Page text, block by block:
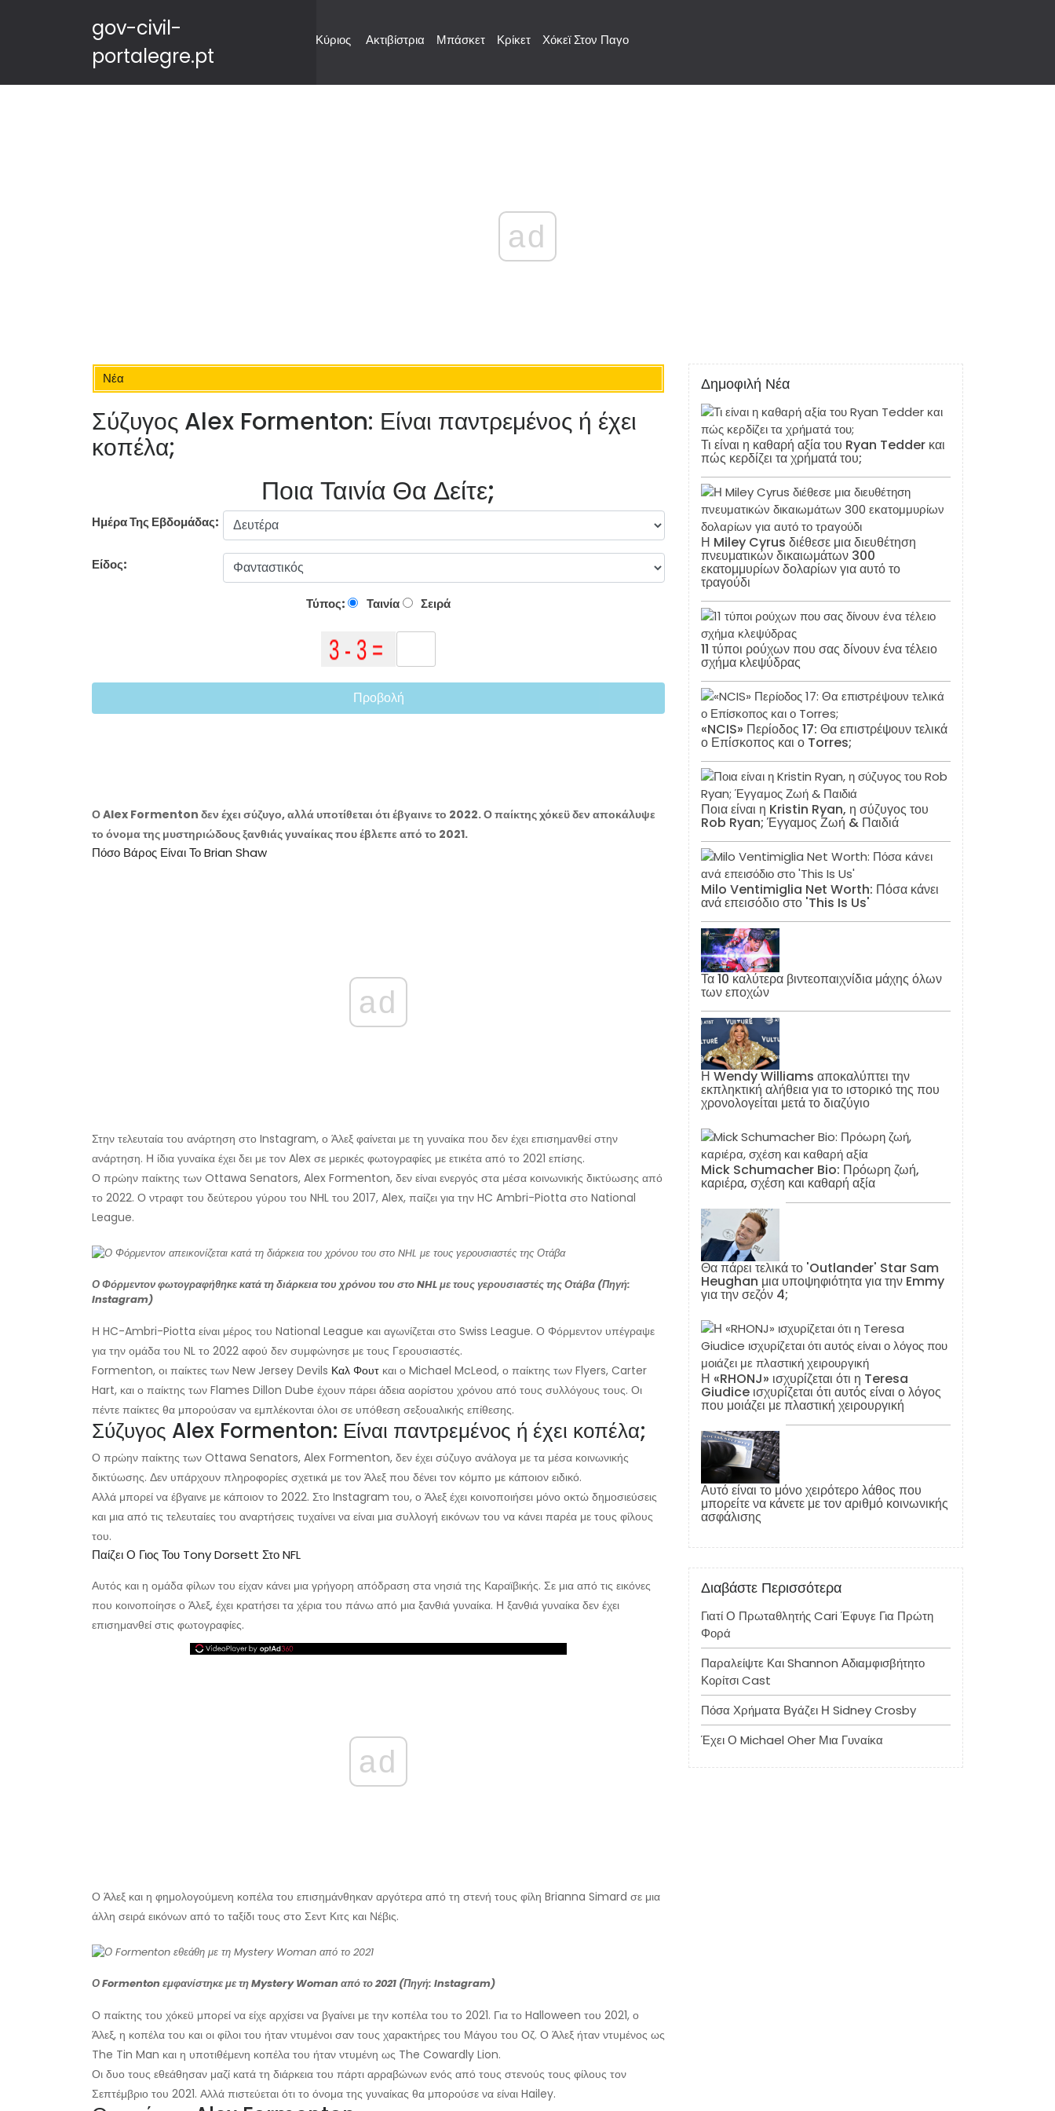
gov-civil-
portalegre.pt
Κύριος Ακτιβίστρια Μπάσκετ Κρίκετ Χόκεϊ Στον Παγο
ad
Νέα
Σύζυγος Alex Formenton: Είναι παντρεμένος ή έχει
κοπέλα;
Ποια Ταινία Θα Δείτε;
Ημέρα Της Εβδομάδας:
Είδος:
Τύπος: Ταινία Σειρά
Προβολή
Ο Alex Formenton δεν έχει σύζυγο, αλλά υποτίθεται ότι έβγαινε το 2022. Ο παίκτης χόκεϋ δεν αποκάλυψε
το όνομα της μυστηριώδους ξανθιάς γυναίκας που έβλεπε από το 2021.
Πόσο Βάρος Είναι Το Brian Shaw
ad
Στην τελευταία του ανάρτηση στο Instagram, ο Άλεξ φαίνεται με τη γυναίκα που δεν έχει επισημανθεί στην
ανάρτηση. Η ίδια γυναίκα έχει δει με τον Alex σε μερικές φωτογραφίες με ετικέτα από το 2021 επίσης.
Ο πρώην παίκτης των Ottawa Senators, Alex Formenton, δεν είναι ενεργός στα μέσα κοινωνικής δικτύωσης από
το 2022. Ο ντραφτ του δεύτερου γύρου του NHL του 2017, Alex, παίζει για την HC Ambri-Piotta στο National
League.
Ο Φόρμεντον φωτογραφήθηκε κατά τη διάρκεια του χρόνου του στο NHL με τους γερουσιαστές της Οτάβα (Πηγή:
Instagram)
Η HC-Ambri-Piotta είναι μέρος του National League και αγωνίζεται στο Swiss League. Ο Φόρμεντον υπέγραψε
για την ομάδα του NL το 2022 αφού δεν συμφώνησε με τους Γερουσιαστές.
Formenton, οι παίκτες των New Jersey Devils Καλ Φουτ και ο Michael McLeod, ο παίκτης των Flyers, Carter
Hart, και ο παίκτης των Flames Dillon Dube έχουν πάρει άδεια αορίστου χρόνου από τους συλλόγους τους. Οι
πέντε παίκτες θα μπορούσαν να εμπλέκονται όλοι σε υπόθεση σεξουαλικής επίθεσης.
Σύζυγος Alex Formenton: Είναι παντρεμένος ή έχει κοπέλα;
Ο πρώην παίκτης των Ottawa Senators, Alex Formenton, δεν έχει σύζυγο ανάλογα με τα μέσα κοινωνικής
δικτύωσης. Δεν υπάρχουν πληροφορίες σχετικά με τον Άλεξ που δένει τον κόμπο με κάποιον ειδικό.
Αλλά μπορεί να έβγαινε με κάποιον το 2022. Στο Instagram του, ο Άλεξ έχει κοινοποιήσει μόνο οκτώ δημοσιεύσεις
και μια από τις τελευταίες του αναρτήσεις τυχαίνει να είναι μια συλλογή εικόνων του να κάνει παρέα με τους φίλους
του.
Παίζει Ο Γιος Του Tony Dorsett Στο NFL
Αυτός και η ομάδα φίλων του είχαν κάνει μια γρήγορη απόδραση στα νησιά της Καραϊβικής. Σε μια από τις εικόνες
που κοινοποίησε ο Άλεξ, έχει κρατήσει τα χέρια του πάνω από μια ξανθιά γυναίκα. Η ξανθιά γυναίκα δεν έχει
επισημανθεί στις φωτογραφίες.
ad
Ο Άλεξ και η φημολογούμενη κοπέλα του επισημάνθηκαν αργότερα από τη στενή τους φίλη Brianna Simard σε μια
άλλη σειρά εικόνων από το ταξίδι τους στο Σεντ Κιτς και Νέβις.
Ο Formenton εμφανίστηκε με τη Mystery Woman από το 2021 (Πηγή: Instagram)
Ο παίκτης του χόκεϋ μπορεί να είχε αρχίσει να βγαίνει με την κοπέλα του το 2021. Για το Halloween του 2021, ο
Άλεξ, η κοπέλα του και οι φίλοι του ήταν ντυμένοι σαν τους χαρακτήρες του Μάγου του Οζ. Ο Άλεξ ήταν ντυμένος ως
The Tin Man και η υποτιθέμενη κοπέλα του ήταν ντυμένη ως The Cowardly Lion.
Οι δυο τους εθεάθησαν μαζί κατά τη διάρκεια του πάρτι αρραβώνων ενός από τους στενούς τους φίλους τον
Σεπτέμβριο του 2021. Αλλά πιστεύεται ότι το όνομα της γυναίκας θα μπορούσε να είναι Hailey.
Δημοφιλή Νέα
Τι είναι η καθαρή αξία του Ryan Tedder και
πώς κερδίζει τα χρήματά του;
Η Miley Cyrus διέθεσε μια διευθέτηση
πνευματικών δικαιωμάτων 300
εκατομμυρίων δολαρίων για αυτό το
τραγούδι
11 τύποι ρούχων που σας δίνουν ένα τέλειο
σχήμα κλεψύδρας
«NCIS» Περίοδος 17: Θα επιστρέψουν τελικά
ο Επίσκοπος και ο Torres;
Ποια είναι η Kristin Ryan, η σύζυγος του
Rob Ryan; Έγγαμος Ζωή & Παιδιά
Milo Ventimiglia Net Worth: Πόσα κάνει
ανά επεισόδιο στο 'This Is Us'
Τα 10 καλύτερα βιντεοπαιχνίδια μάχης όλων
των εποχών
Η Wendy Williams αποκαλύπτει την
εκπληκτική αλήθεια για το ιστορικό της που
χρονολογείται μετά το διαζύγιο
Mick Schumacher Bio: Πρόωρη ζωή,
καριέρα, σχέση και καθαρή αξία
Θα πάρει τελικά το 'Outlander' Star Sam
Heughan μια υποψηφιότητα για την Emmy
για την σεζόν 4;
Η «RHONJ» ισχυρίζεται ότι η Teresa
Giudice ισχυρίζεται ότι αυτός είναι ο λόγος
που μοιάζει με πλαστική χειρουργική
Αυτό είναι το μόνο χειρότερο λάθος που
μπορείτε να κάνετε με τον αριθμό κοινωνικής
ασφάλισης
Διαβάστε Περισσότερα
Γιατί Ο Πρωταθλητής Cari Έφυγε Για Πρώτη
Φορά
Παραλείψτε Και Shannon Αδιαμφισβήτητο
Κορίτσι Cast
Πόσα Χρήματα Βγάζει Η Sidney Crosby
Έχει Ο Michael Oher Μια Γυναίκα